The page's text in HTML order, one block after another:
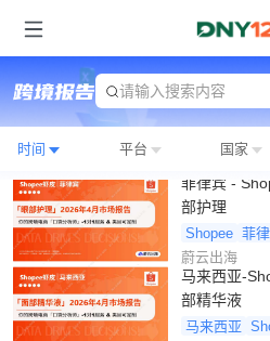
请输入搜索内容
时间 平台 国家
菲律宾 -
部护理
Shopee 菲
蔚云出海
马来西亚-
部精华液
马来西亚